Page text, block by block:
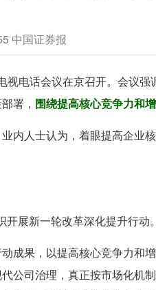
中国证券报
电话会议在京召开。会议强
署， 围绕提高核心竞争力和
人士认为，着眼提高企业
展新一轮改革深化提升行动
果，以提高核心竞争力和
公司治理，真正按市场化机